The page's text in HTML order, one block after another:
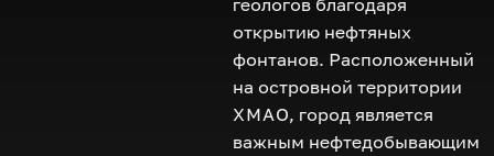
открытию нефтяных
фонтанов. Расположенный
на островной территории
ХМАО, город является
важным нефтедобывающим